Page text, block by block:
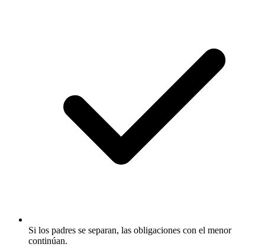
Si los padres se separan, las obligaciones con el menor
continúan.